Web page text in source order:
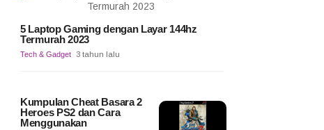
5 Laptop Gaming dengan Layar 144hz
Termurah 2023
Tech & Gadget 3 tahun lalu
Kumpulan Cheat Basara 2
Heroes PS2 dan Cara
Menggunakan